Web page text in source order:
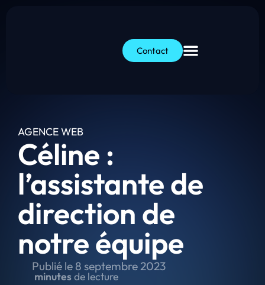
Contact
AGENCE WEB
Céline :
l’assistante de
direction de
notre équipe
Publié le 8 septembre 2023
minutesde lecture